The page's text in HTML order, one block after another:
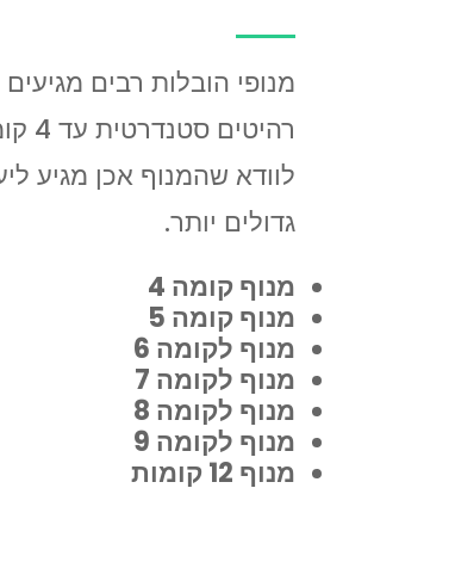
מנופי הובלות רבים
לוודא שהמנוף אכן מגיע
גדולים יותר.
מנוף קומה 4
מנוף קומה 5
מנוף לקומה 6
מנוף לקומה 7
מנוף לקומה 8
מנוף לקומה 9
מנוף 12 קומות